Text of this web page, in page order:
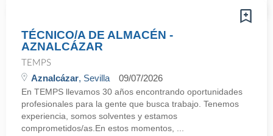
TÉCNICO/A DE ALMACÉN -
AZNALCÁZAR
TEMPS
Aznalcázar, Sevilla 09/07/2026
En TEMPS llevamos 30 años encontrando oportunidades
profesionales para la gente que busca trabajo. Tenemos
experiencia, somos solventes y estamos
comprometidos/as.En estos momentos, ...